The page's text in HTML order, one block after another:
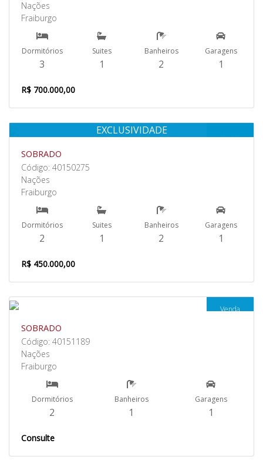
Nações
Fraiburgo
Dormitórios
3
Suites
1
Banheiros
2
Garagens
1
R$ 700.000,00
Venda
EXCLUSIVIDADE
SOBRADO
Código: 40150275
Nações
Fraiburgo
Dormitórios
2
Suites
1
Banheiros
2
Garagens
1
R$ 450.000,00
Venda
SOBRADO
Código: 40151189
Nações
Fraiburgo
Dormitórios
2
Banheiros
1
Garagens
1
Consulte